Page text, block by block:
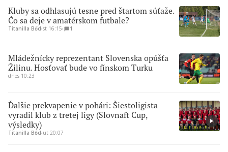
Kluby sa odhlasujú tesne pred štartom súťaže.
Čo sa deje v amatérskom futbale?
Titanilla Bőd∙st 16:15∙ 1
Mládežnícky reprezentant Slovenska opúšťa
Žilinu. Hosťovať bude vo fínskom Turku
dnes 10:23
Ďalšie prekvapenie v pohári: Šiestoligista
vyradil klub z tretej ligy (Slovnaft Cup,
výsledky)
Titanilla Bőd∙ut 20:07